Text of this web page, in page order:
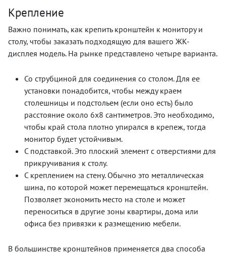
Крепление
Важно понимать, как крепить кронштейн к монитору и
столу, чтобы заказать подходящую для вашего ЖК-
дисплея модель. На рынке представлено четыре варианта.
Со струбциной для соединения со столом. Для ее
установки понадобится, чтобы между краем
столешницы и подстольем (если оно есть) было
расстояние около 6х8 сантиметров. Это необходимо,
чтобы край стола плотно упирался в крепеж, тогда
монитор будет устойчивым.
С подставкой. Это плоский элемент с отверстиями для
прикручивания к столу.
С креплением на стену. Обычно это металлическая
шина, по которой может перемещаться кронштейн.
Позволяет экономить место на столе и может
переноситься в другие зоны квартиры, дома или
офиса без привязки к размещению мебели.
В большинстве кронштейнов применяется два способа